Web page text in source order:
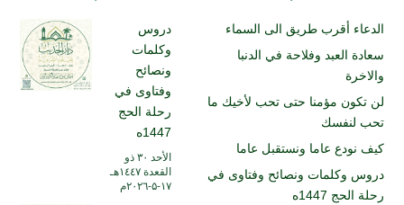
الدعاء أقرب طريق الى السماء
سعادة العبد وفلاحة في الدنبا
والاخرة
لن تكون مؤمنا حتى تحب لأخيك ما
تحب لنفسك
كيف نودع عاما ونستقبل عاما
دروس وكلمات ونصائح وفتاوى في
رحلة الحج 1447ه
دروس
وكلمات
ونصائح
وفتاوى في
رحلة الحج
1447ه
الأحد ۳۰ ذو
القعدة ۱٤٤۷هـ
۱۷-۵-۲۰۲٦م